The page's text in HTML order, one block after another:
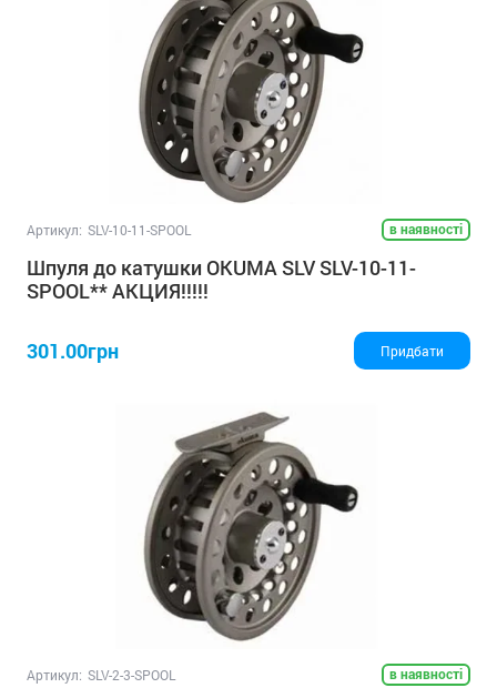
Артикул: SLV-10-11-SPOOL в наявності
Шпуля до катушки OKUMA SLV SLV-10-11-
SPOOL** АКЦИЯ!!!!!
301.00грн Придбати
Артикул: SLV-2-3-SPOOL в наявності